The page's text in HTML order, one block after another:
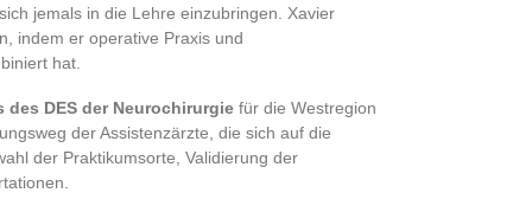
jemals in die Lehre einzubringen. Xavier
indem er operative Praxis und
hat.
DES der Neurochirurgie für die Westregion
der Assistenzärzte, die sich auf die
der Praktikumsorte, Validierung der